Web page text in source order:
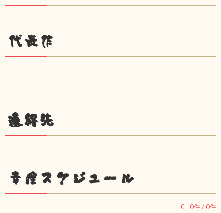
代表作
連絡先
幸座スケジュール
0 - 0件 /0件